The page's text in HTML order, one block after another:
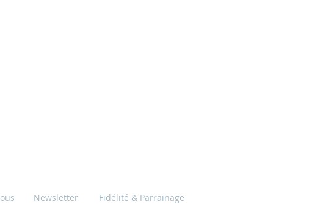
Newsletter Fidélité & Parrainage